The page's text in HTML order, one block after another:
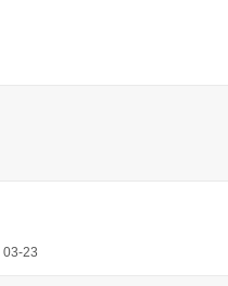
03-23